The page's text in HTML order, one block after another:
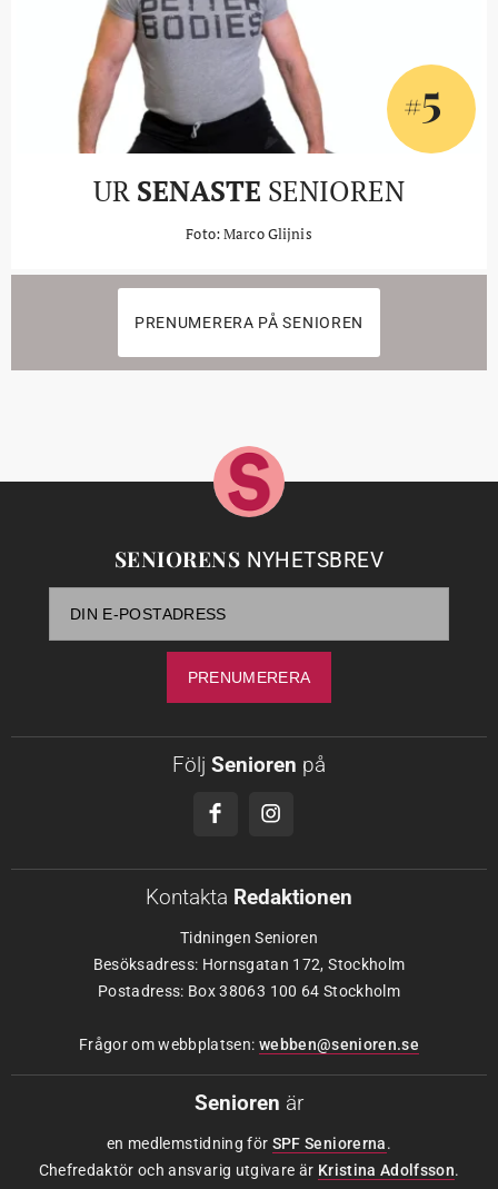
#5
UR SENASTE SENIOREN
Foto: Marco Glijnis
PRENUMERERA PÅ SENIOREN
SENIORENS NYHETSBREV
Följ Senioren på
Kontakta Redaktionen
Tidningen Senioren
Besöksadress: Hornsgatan 172, Stockholm
Postadress: Box 38063 100 64 Stockholm
Frågor om webbplatsen: webben@senioren.se
Senioren är
en medlemstidning för SPF Seniorerna.
Chefredaktör och ansvarig utgivare är Kristina Adolfsson.